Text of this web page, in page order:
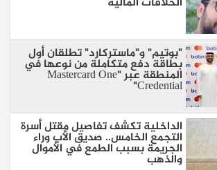
"بوتيم" و"ماستركارد" تطلقان أول
بطاقة دفع متكاملة من نوعها في
المنطقة عبر "Mastercard One
Credential"
الداخلية تكشف تفاصيل مقتل أسرة
التجمع الخامس.. صديق الأب وراء
الجريمة بسبب الطمع في الأموال
والذهب